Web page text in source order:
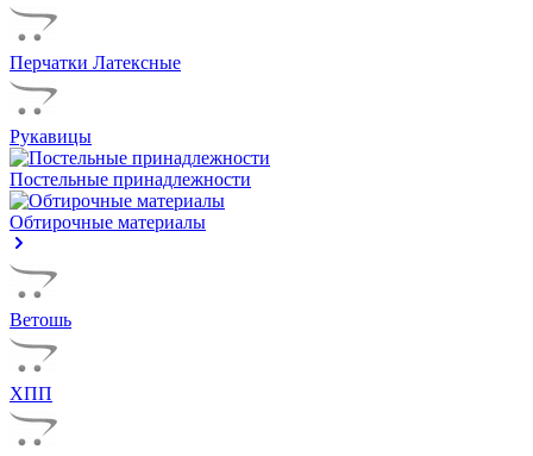
Перчатки Латексные
Рукавицы
Постельные принадлежности
Обтирочные материалы
Ветошь
ХПП